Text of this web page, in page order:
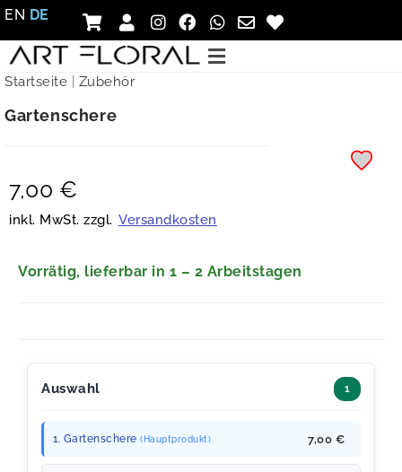
EN DE
Startseite Zubehör
Gartenschere
7,00 €
inkl. MwSt. zzgl. Versandkosten
Vorrätig, lieferbar in 1 – 2 Arbeitstagen
Auswahl 1
1. Gartenschere (Hauptprodukt) 7,00 €